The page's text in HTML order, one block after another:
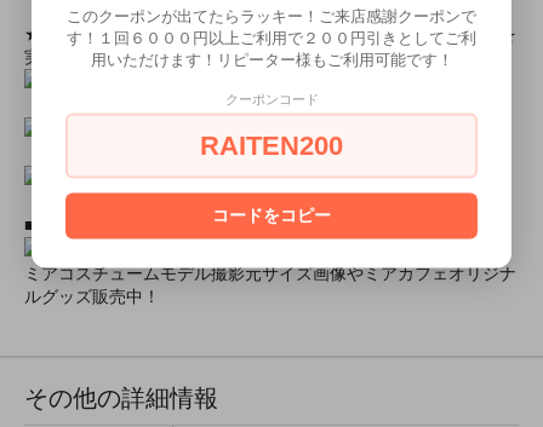
★ミアカフェ・ミアリラではミアコス衣装を着用したイベントを
実施中★
■ミアコスモデル＆カフェオリジナルグッズショップ■
ミアコスチュームモデル撮影元サイズ画像やミアカフェオリジナ
ルグッズ販売中！
その他の詳細情報
このクーポンが出てたらラッキー！ご来店感謝クーポンで
す！１回６０００円以上ご利用で２００円引きとしてご利
用いただけます！リピーター様もご利用可能です！
クーポンコード
RAITEN200
コードをコピー